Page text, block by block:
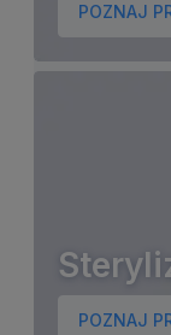
POZNAJ
POZNAJ